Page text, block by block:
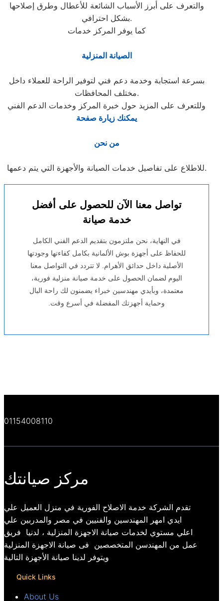
والتعرف على أبرز الأسباب الشائعة للأعطال وطرق إصلاحها
بشكل احترافي.
كما يوفر المركز خدمات
الصيانة المنزلية
بسرعة استجابة وخدمة دعم فني لتوفير الراحة للعملاء داخل
مختلف المحافظات.
وللتعرف على المزيد حول خبرة المركز وخدمات الدعم الفني
يمكنك زيارة صفحة
من نحن
للاطلاع على تفاصيل خدمات الصيانة والأجهزة التي يتم دعمها.
تواصل معنا الآن للحصول على أفضل
خدمة صيانة
في النهاية، نحن ملتزمون بتقديم الدعم الفني الكامل
للحفاظ على أجهزة بوش الألمانية بكامل كفاءتها وجودتها
الأصلية داخل حدائق الأهرام. لا تتردد في التواصل معنا
اليوم لضمان الحصول على خدمة صيانة منزلية فورية،
معتمدة، وبأيدي مهندسين خبراء يضمنون لك راحة البال
وحماية أجهزتك المفضلة في أسرع وقت.
01154008110
مركز صيانتك
تقدم الشركة خدمة الاصلاح الفورية في منزل العميل علي
ايدي امهر المهندسين والفنيين في مصر والمدربين علي
اعلي مستوي لخدمات صيانة الاجهزة المنزلية ، لدنيا فريق
عمل من المهندسن المتخصصين فى صيانة الاجهزة المنزلية
ويتوفر لدينا صيانة الأجهزة التالية
Quick Links
About Us